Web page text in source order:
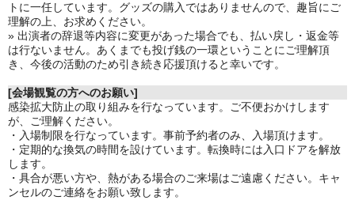
トに一任しています。グッズの購入ではありませんので、趣旨にご
理解の上、お求めください。
» 出演者の辞退等内容に変更があった場合でも、払い戻し・返金等
は行ないません。あくまでも投げ銭の一環ということにご理解頂
き、今後の活動のため引き続き応援頂けると幸いです。
[会場観覧の方へのお願い]
感染拡大防止の取り組みを行なっています。ご不便おかけします
が、ご理解ください。
・入場制限を行なっています。事前予約者のみ、入場頂けます。
・定期的な換気の時間を設けています。転換時には入口ドアを解放
します。
・具合が悪い方や、熱がある場合のご来場はご遠慮ください。キャ
ンセルのご連絡をお願い致します。